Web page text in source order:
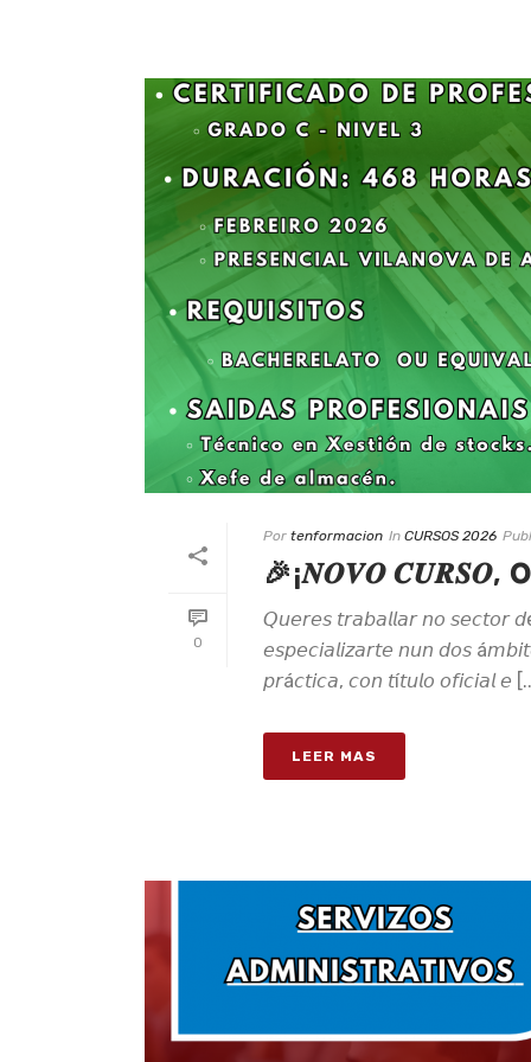
0
Por tenformacion In CURSOS 2026
🎉¡𝑵𝑶𝑽𝑶 𝑪𝑼𝑹𝑺𝑶,
𝘘𝘶𝘦𝘳𝘦𝘴 𝘵𝘳𝘢𝘣𝘢𝘭𝘭𝘢𝘳 𝘯𝘰 𝘴𝘦𝘤𝘵𝘰𝘳
𝘦𝘴𝘱𝘦𝘤𝘪𝘢𝘭𝘪𝘻𝘢𝘳𝘵𝘦 𝘯𝘶𝘯 𝘥𝘰𝘴
𝘱𝘳á𝘤𝘵𝘪𝘤𝘢, 𝘤𝘰𝘯 𝘵í𝘵𝘶𝘭𝘰 𝘰𝘧𝘪𝘤𝘪𝘢𝘭 𝘦
LEER MAS